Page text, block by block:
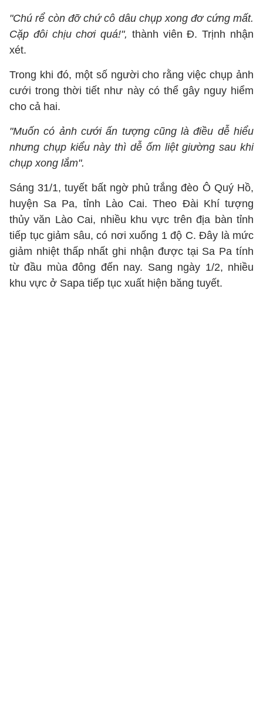
"Chú rể còn đỡ chứ cô dâu chụp xong đơ cứng mất.
Cặp đôi chịu chơi quá!", thành viên Đ. Trịnh nhận
xét.
Trong khi đó, một số người cho rằng việc chụp ảnh
cưới trong thời tiết như này có thể gây nguy hiểm
cho cả hai.
"Muốn có ảnh cưới ấn tượng cũng là điều dễ hiểu
nhưng chụp kiểu này thì dễ ốm liệt giường sau khi
chụp xong lắm".
Sáng 31/1, tuyết bất ngờ phủ trắng đèo Ô Quý Hồ,
huyện Sa Pa, tỉnh Lào Cai. Theo Đài Khí tượng
thủy văn Lào Cai, nhiều khu vực trên địa bàn tỉnh
tiếp tục giảm sâu, có nơi xuống 1 độ C. Đây là mức
giảm nhiệt thấp nhất ghi nhận được tại Sa Pa tính
từ đầu mùa đông đến nay. Sang ngày 1/2, nhiều
khu vực ở Sapa tiếp tục xuất hiện băng tuyết.